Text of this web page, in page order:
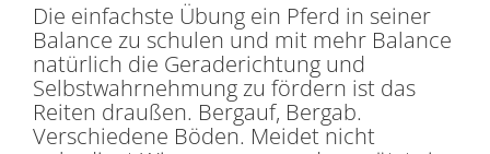
Die einfachste Übung ein Pferd in seiner
Balance zu schulen und mit mehr Balance
natürlich die Geraderichtung und
Selbstwahrnehmung zu fördern ist das
Reiten draußen. Bergauf, Bergab.
Verschiedene Böden. Meidet nicht